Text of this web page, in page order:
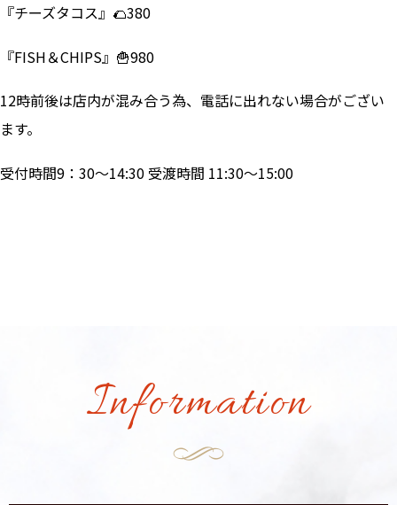
『チーズタコス』🌮380
『FISH＆CHIPS』🍟980
12時前後は店内が混み合う為、電話に出れない場合がござい
ます。
受付時間9：30～14:30 受渡時間 11:30～15:00
Information